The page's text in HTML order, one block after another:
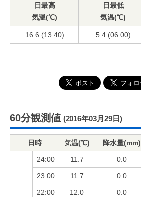
日最高
気温(℃)
日最低
気温(℃)
16.6 (13:40) 5.4 (06:00)
60分観測値 (2016年03月29日)
日時 気温(℃) 降水量(mm)
24:00 11.7 0.0
23:00 11.7 0.0
22:00 12.0 0.0